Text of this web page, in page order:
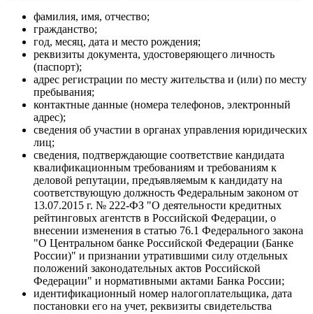
фамилия, имя, отчество;
гражданство;
год, месяц, дата и место рождения;
реквизиты документа, удостоверяющего личность
(паспорт);
адрес регистрации по месту жительства и (или) по месту
пребывания;
контактные данные (номера телефонов, электронный
адрес);
сведения об участии в органах управления юридических
лиц;
сведения, подтверждающие соответствие кандидата
квалификационным требованиям и требованиям к
деловой репутации, предъявляемым к кандидату на
соответствующую должность Федеральным законом от
13.07.2015 г. № 222-ФЗ "О деятельности кредитных
рейтинговых агентств в Российской Федерации, о
внесении изменения в статью 76.1 Федерального закона
"О Центральном банке Российской Федерации (Банке
России)" и признании утратившими силу отдельных
положений законодательных актов Российской
Федерации" и нормативными актами Банка России;
идентификационный номер налогоплательщика, дата
постановки его на учет, реквизиты свидетельства